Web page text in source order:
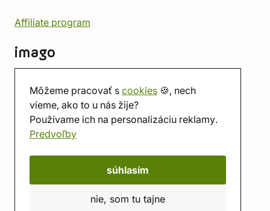
Môžeme pracovať s cookies 🍪, nech
vieme, ako to u nás žije?
Používame ich na personalizáciu reklamy.
Predvoľby
súhlasím
nie, som tu tajne
Affiliate program
imago
Predajňa
Herňa
O nás
Hodnotenie obchodu